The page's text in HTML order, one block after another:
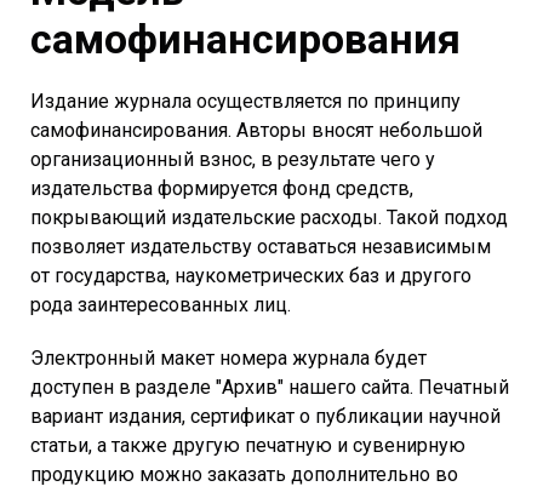
самофинансирования
Издание журнала осуществляется по принципу
самофинансирования. Авторы вносят небольшой
организационный взнос, в результате чего у
издательства формируется фонд средств,
покрывающий издательские расходы. Такой подход
позволяет издательству оставаться независимым
от государства, наукометрических баз и другого
рода заинтересованных лиц.
Электронный макет номера журнала будет
доступен в разделе "Архив" нашего сайта. Печатный
вариант издания, сертификат о публикации научной
статьи, а также другую печатную и сувенирную
продукцию можно заказать дополнительно во